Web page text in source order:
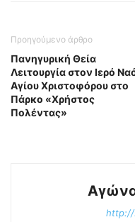
Προηγούμενο άρθρο
Πανηγυρική Θεία
Λειτουργία στον Ιερό
Αγίου Χριστοφόρου στο
Πάρκο «Χρήστος
Πολέντας»
http://